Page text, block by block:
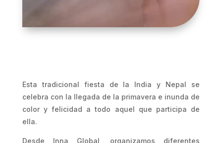
Esta tradicional fiesta de la India y Nepal se
celebra con la llegada de la primavera e inunda de
color y felicidad a todo aquel que participa de
ella.
Desde Inna Global, organizamos diferentes